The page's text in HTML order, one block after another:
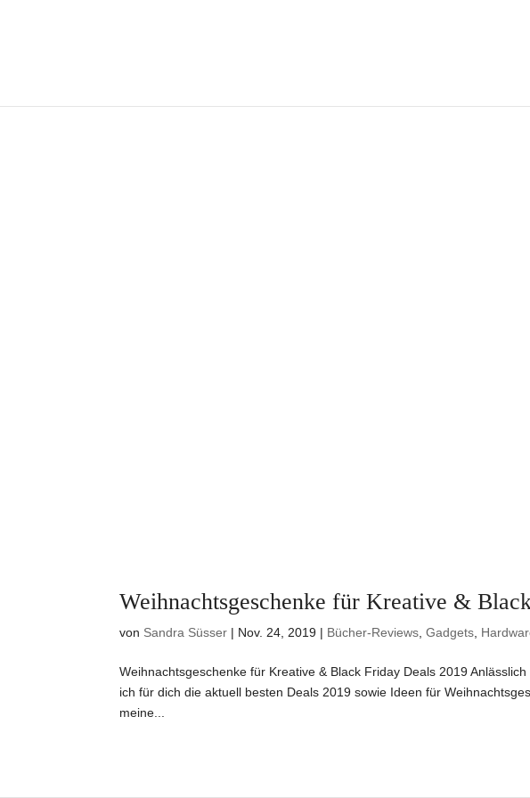
Weihnachtsgeschenke für Kreative &
von Sandra Süsser | Nov. 24, 2019 | Bücher-Reviews ,Gadgets
Weihnachtsgeschenke für Kreative & Black Friday Deals 2019
ich für dich die aktuell besten Deals 2019 sowie Ideen für
meine...